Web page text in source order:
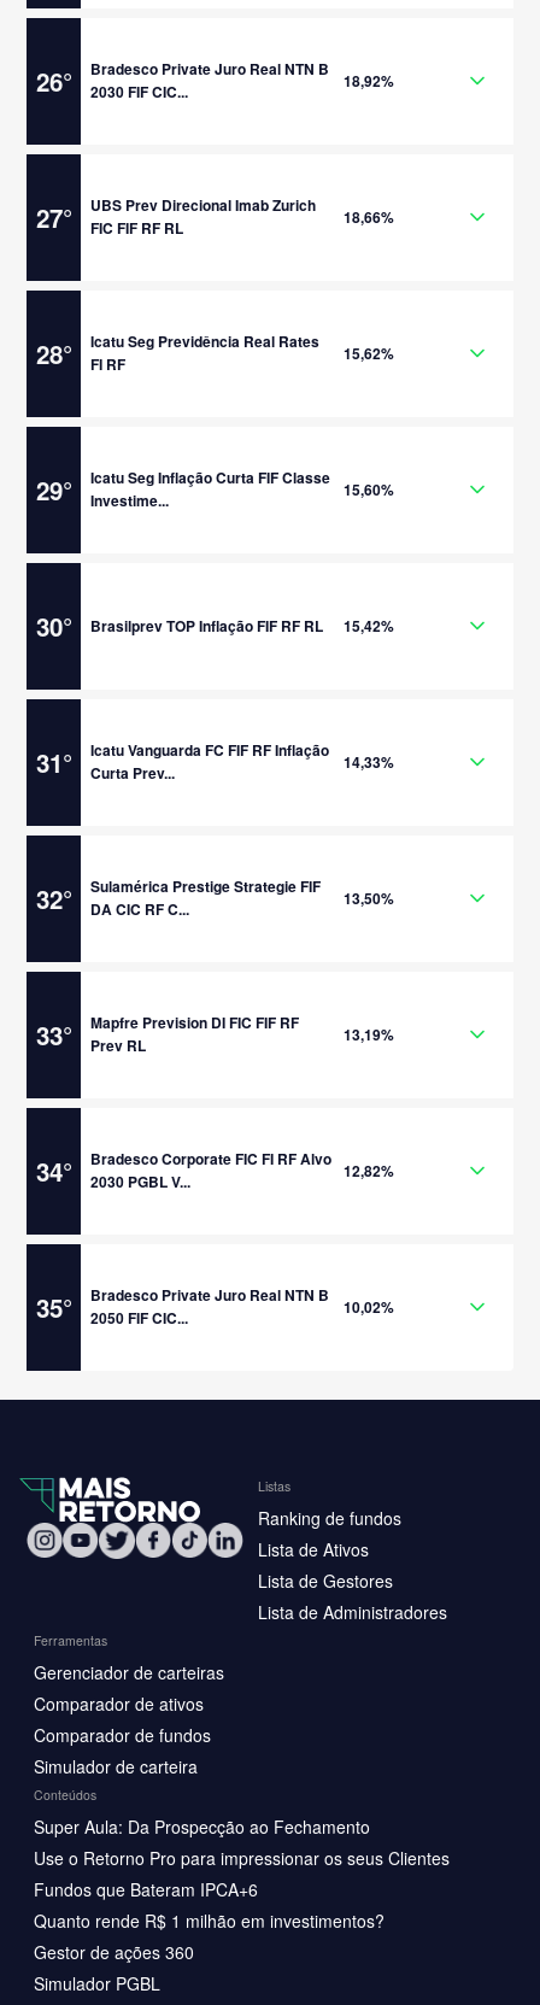
26°
Bradesco Private Juro Real NTN B
2030 FIF CIC...
18,92%
27°
UBS Prev Direcional Imab Zurich
FIC FIF RF RL
18,66%
28°
Icatu Seg Previdência Real Rates
FI RF
15,62%
29°
Icatu Seg Inflação Curta FIF Classe
Investime...
15,60%
30° Brasilprev TOP Inflação FIF RF RL 15,42%
31°
Icatu Vanguarda FC FIF RF Inflação
Curta Prev...
14,33%
32°
Sulamérica Prestige Strategie FIF
DA CIC RF C...
13,50%
33°
Mapfre Prevision DI FIC FIF RF
Prev RL
13,19%
34°
Bradesco Corporate FIC FI RF Alvo
2030 PGBL V...
12,82%
35°
Bradesco Private Juro Real NTN B
2050 FIF CIC...
10,02%
Listas
Ranking de fundos
Lista de Ativos
Lista de Gestores
Lista de Administradores
Ferramentas
Gerenciador de carteiras
Comparador de ativos
Comparador de fundos
Simulador de carteira
Conteúdos
Super Aula: Da Prospecção ao Fechamento
Use o Retorno Pro para impressionar os seus Clientes
Fundos que Bateram IPCA+6
Quanto rende R$ 1 milhão em investimentos?
Gestor de ações 360
Simulador PGBL